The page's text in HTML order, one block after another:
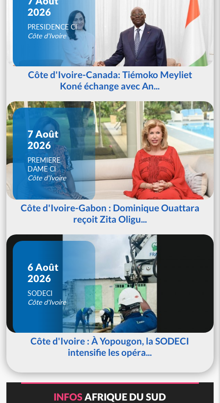
2026
PRESIDENCE CI
Côte d'Ivoire
Côte d'Ivoire-Canada: Tiémoko Meyliet
Koné échange avec An...
7 Août
2026
PREMIERE
DAME CI
Côte d'Ivoire
Côte d'Ivoire-Gabon : Dominique Ouattara
reçoit Zita Oligu...
6 Août
2026
SODECI
Côte d'Ivoire
Côte d'Ivoire : À Yopougon, la SODECI
intensifie les opéra...
INFOSAFRIQUE DU SUD